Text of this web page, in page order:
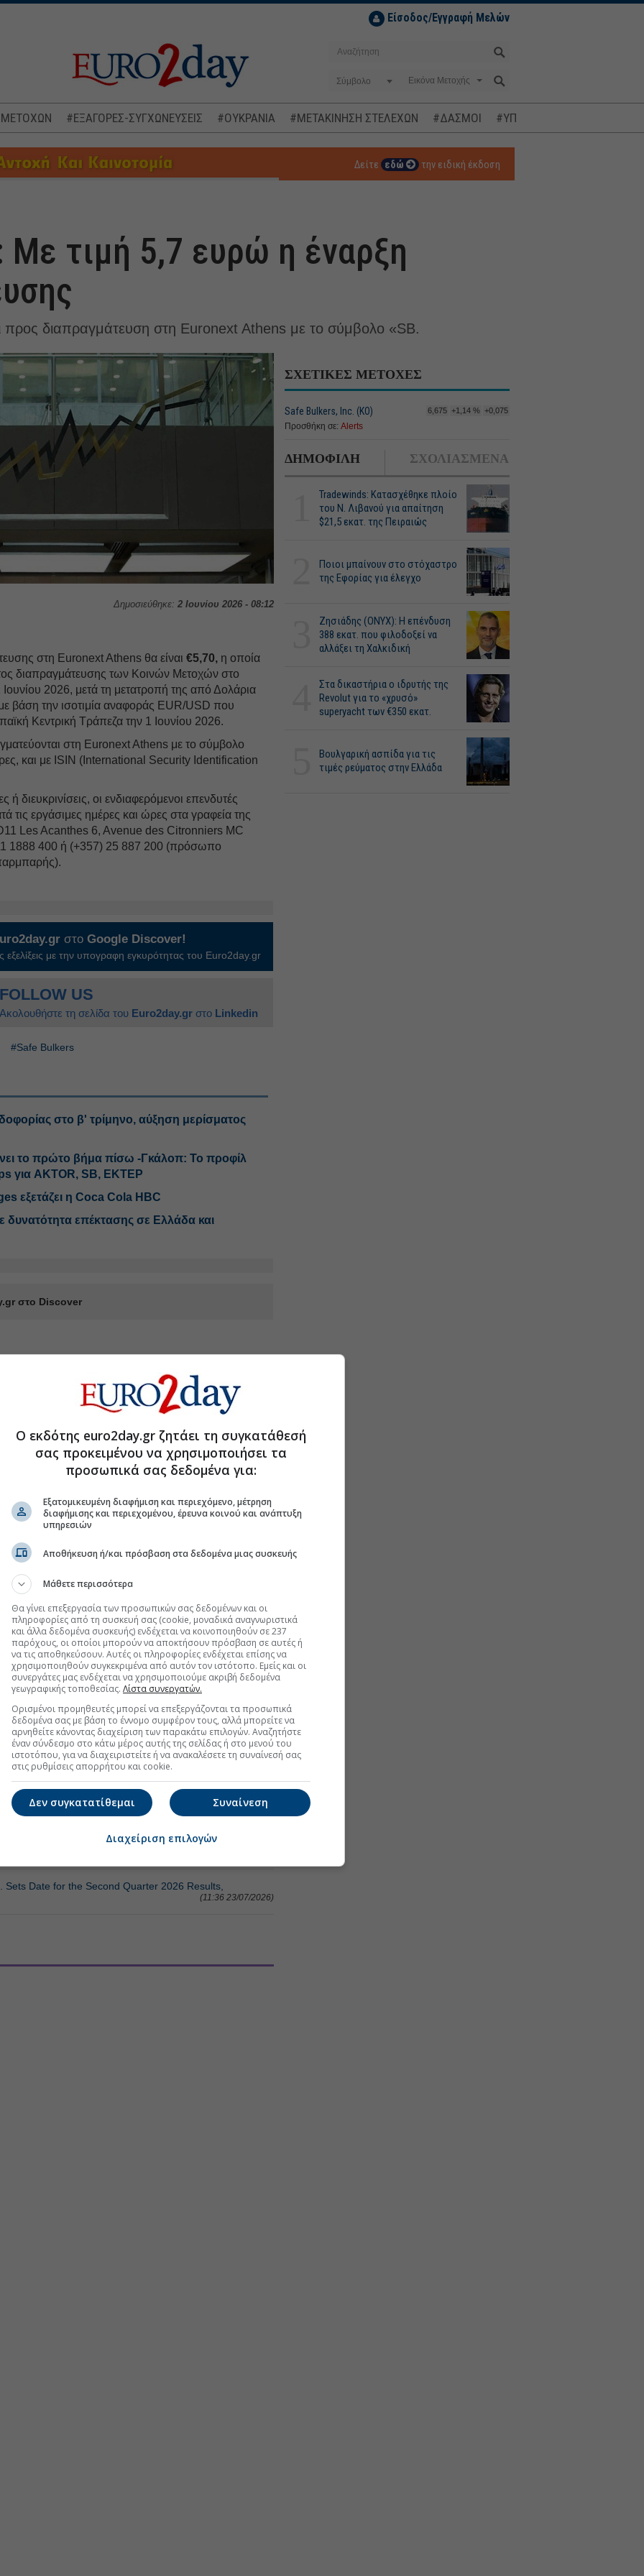
Είσοδος/Εγγραφή Μελών
Σύμβολο
ΜΕΤΟΧΩΝ #ΕΞΑΓΟΡΕΣ-ΣΥΓΧΩΝΕΥΣΕΙΣ #ΟΥΚΡΑΝΙΑ #ΜΕΤΑΚΙΝΗΣΗ ΣΤΕΛΕΧΩΝ #ΔΑΣΜΟΙ #ΥΠΟΚΛΟΠΕΣ
Δείτε εδώ την ειδική έκδοση
Με τιμή 5,7 ευρώ η έναρξη
προς διαπραγμάτευση στη Euronext Athens με το σύμβολο «SB.
Δημοσιεύθηκε: 2 Ιουνίου 2026 - 08:12
στη Euronext Athens θα είναι€5,70, η οποία
διαπραγμάτευσης των Κοινών Μετοχών στο
2026, μετά τη μετατροπή της από Δολάρια
την ισοτιμία αναφοράς EUR/USD που
Κεντρική Τράπεζα την 1 Ιουνίου 2026.
στη Euronext Athens με το σύμβολο
και με ISIN (International Security Identification
ή διευκρινίσεις, οι ενδιαφερόμενοι επενδυτές
τις εργάσιμες ημέρες και ώρες στα γραφεία της
Les Acanthes 6, Avenue des Citronniers MC
1888 400 ή (+357) 25 887 200 (πρόσωπο
στοGoogle Discover!
εξελίξεις με την υπογραφη εγκυρότητας του Euro2day.gr
FOLLOW US
Ακολουθήστε τη σελίδα του Euro2day.gr στο Linkedin
#Safe Bulkers
στο β' τρίμηνο, αύξηση μερίσματος
το πρώτο βήμα πίσω -Γκάλοπ: Το προφίλ
για AKTOR, SB, ΕΚΤΕΡ
εξετάζει η Coca Cola HBC
δυνατότητα επέκτασης σε Ελλάδα και
στο Discover
ΣΧΕΤΙΚΕΣ ΜΕΤΟΧΕΣ
Safe Bulkers, Inc. (ΚΟ) 6,675 +1,14 % +0,075
Προσθήκη σε: Alerts
ΔΗΜΟΦΙΛΗ ΣΧΟΛΙΑΣΜΕΝΑ
Tradewinds: Κατασχέθηκε πλοίο
του Ν. Λιβανού για απαίτηση
$21,5 εκατ. της Πειραιώς
Ποιοι μπαίνουν στο στόχαστρο
της Εφορίας για έλεγχο
Ζησιάδης (ONYX): Η επένδυση
388 εκατ. που φιλοδοξεί να
αλλάξει τη Χαλκιδική
Στα δικαστήρια ο ιδρυτής της
Revolut για το «χρυσό»
superyacht των €350 εκατ.
Βουλγαρική ασπίδα για τις
τιμές ρεύματος στην Ελλάδα
Περισσότερα για τη Μετοχή
τρίμηνο, αύξηση μερίσματος στα 7,5 σεντς
(08:54 29/07/2026)
εταιρειών στο Χρηματιστήριο
α' τρίμηνο (08:26 18/06/2026)
Περισσότερα για τη Μετοχή
Safe Bulkers, Inc. (2026,Εξαμηνιαία,Ενοποιημένη)
Meeting of Stockholders
Date for the Second Quarter 2026 Results,
(11:36 23/07/2026)
Ο εκδότης euro2day.gr ζητάει τη συγκατάθεσή
σας προκειμένου να χρησιμοποιήσει τα
προσωπικά σας δεδομένα για:
Εξατομικευμένη διαφήμιση και περιεχόμενο, μέτρηση
διαφήμισης και περιεχομένου, έρευνα κοινού και ανάπτυξη
υπηρεσιών
Αποθήκευση ή/και πρόσβαση στα δεδομένα μιας συσκευής
Μάθετε περισσότερα
Θα γίνει επεξεργασία των προσωπικών σας δεδομένων και οι
πληροφορίες από τη συσκευή σας (cookie, μοναδικά αναγνωριστικά
και άλλα δεδομένα συσκευής) ενδέχεται να κοινοποιηθούν σε 237
παρόχους, οι οποίοι μπορούν να αποκτήσουν πρόσβαση σε αυτές ή
να τις αποθηκεύσουν. Αυτές οι πληροφορίες ενδέχεται επίσης να
χρησιμοποιηθούν συγκεκριμένα από αυτόν τον ιστότοπο. Εμείς και οι
συνεργάτες μας ενδέχεται να χρησιμοποιούμε ακριβή δεδομένα
γεωγραφικής τοποθεσίας. Λίστα συνεργατών.
Ορισμένοι προμηθευτές μπορεί να επεξεργάζονται τα προσωπικά
δεδομένα σας με βάση το έννομο συμφέρον τους, αλλά μπορείτε να
αρνηθείτε κάνοντας διαχείριση των παρακάτω επιλογών. Αναζητήστε
έναν σύνδεσμο στο κάτω μέρος αυτής της σελίδας ή στο μενού του
ιστοτόπου, για να διαχειριστείτε ή να ανακαλέσετε τη συναίνεσή σας
στις ρυθμίσεις απορρήτου και cookie.
Συναίνεση
Δεν συγκατατίθεμαι
Διαχείριση επιλογών